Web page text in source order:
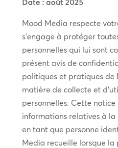
Date : août 2025
Mood Media respecte
s’engage à protéger
personnelles qui lui sont
présent avis de
politiques et pratiques de
matière de collecte et
personnelles. Cette notice
informations relatives à la
en tant que personne
Media recueille lorsque la